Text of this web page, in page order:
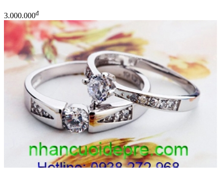
3.000.000đ